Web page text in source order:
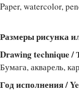
Paper, watercolor,
Размеры рисунка
Drawing technique /
Бумага, акварель,
Год исполнения /